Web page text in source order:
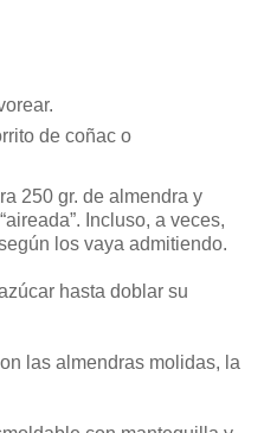
de coñac o
250 gr. de almendra y
Incluso, a veces,
los vaya admitiendo.
hasta doblar su
las almendras molidas, la